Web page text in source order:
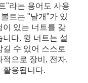
"라는 용어도 사용
트는 "날개"가 있
이 있는 너트를 갖
다. 윙 너트는 설
수 있어 스스로
으로 장비, 전자,
활용됩니다.